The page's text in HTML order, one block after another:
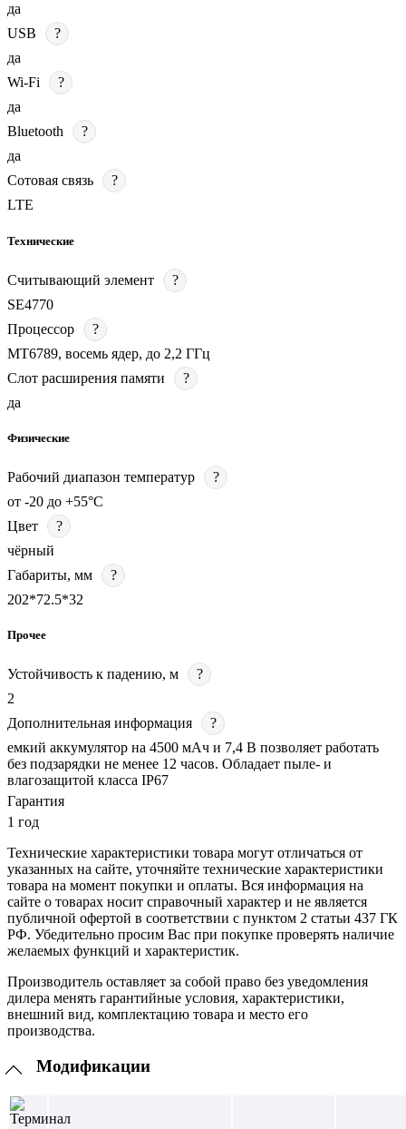
да
USB
?
да
Wi-Fi
?
да
Bluetooth
?
да
Сотовая связь
?
LTE
Технические
Считывающий элемент
?
SE4770
Процессор
?
MT6789, восемь ядер, до 2,2 ГГц
Слот расширения памяти
?
да
Физические
Рабочий диапазон температур
?
от -20 до +55°С
Цвет
?
чёрный
Габариты, мм
?
202*72.5*32
Прочее
Устойчивость к падению, м
?
2
Дополнительная информация
?
емкий аккумулятор на 4500 мАч и 7,4 В позволяет работать
без подзарядки не менее 12 часов. Обладает пыле- и
влагозащитой класса IP67
Гарантия
1 год
Технические характеристики товара могут отличаться от
указанных на сайте, уточняйте технические характеристики
товара на момент покупки и оплаты. Вся информация на
сайте о товарах носит справочный характер и не является
публичной офертой в соответствии с пунктом 2 статьи 437 ГК
РФ. Убедительно просим Вас при покупке проверять наличие
желаемых функций и характеристик.
Производитель оставляет за собой право без уведомления
дилера менять гарантийные условия, характеристики,
внешний вид, комплектацию товара и место его
производства.
Модификации